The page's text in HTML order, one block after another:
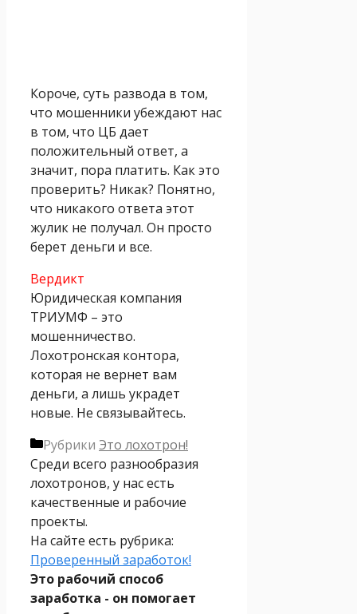
Короче, суть развода в том,
что мошенники убеждают нас
в том, что ЦБ дает
положительный ответ, а
значит, пора платить. Как это
проверить? Никак? Понятно,
что никакого ответа этот
жулик не получал. Он просто
берет деньги и все.
Вердикт
Юридическая компания
ТРИУМФ – это
мошенничество.
Лохотронская контора,
которая не вернет вам
деньги, а лишь украдет
новые. Не связывайтесь.
Рубрики Это лохотрон!
Среди всего разнообразия
лохотронов, у нас есть
качественные и рабочие
проекты.
На сайте есть рубрика:
Проверенный заработок!
Это рабочий способ
заработка - он помогает